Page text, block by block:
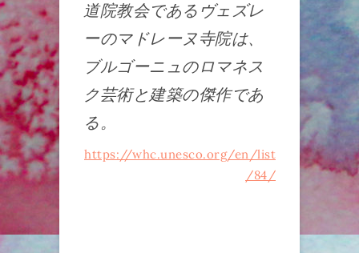
道院教会であるヴェズレ
ーのマドレーヌ寺院は、
ブルゴーニュのロマネス
ク芸術と建築の傑作であ
る。
https://whc.unesco.org/en/list
/84/